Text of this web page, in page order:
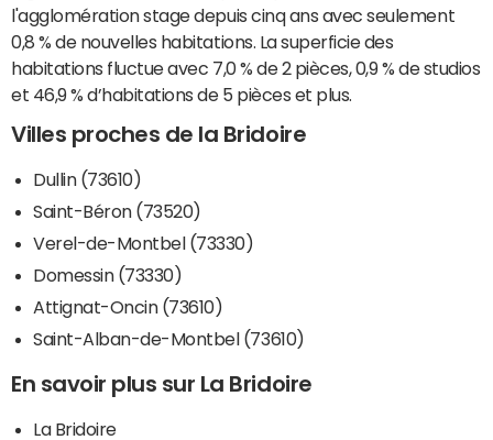
l'agglomération stage depuis cinq ans avec seulement
0,8 % de nouvelles habitations. La superficie des
habitations fluctue avec 7,0 % de 2 pièces, 0,9 % de studios
et 46,9 % d’habitations de 5 pièces et plus.
Villes proches de la Bridoire
Dullin (73610)
Saint-Béron (73520)
Verel-de-Montbel (73330)
Domessin (73330)
Attignat-Oncin (73610)
Saint-Alban-de-Montbel (73610)
En savoir plus sur La Bridoire
La Bridoire